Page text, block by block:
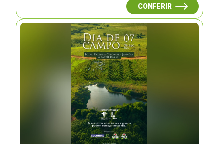
CONFERIR